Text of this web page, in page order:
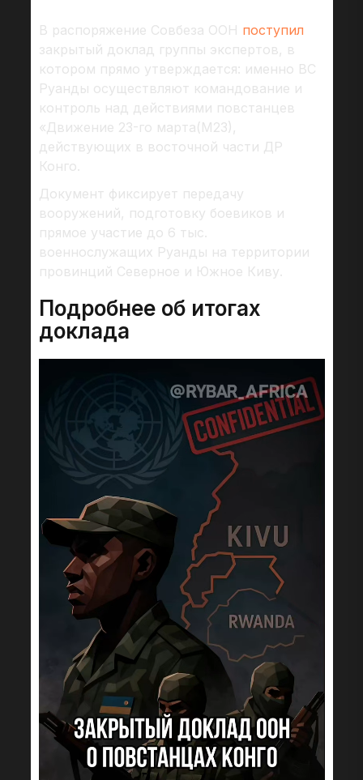
В распоряжение Совбеза ООН поступил
закрытый доклад группы экспертов, в
котором прямо утверждается: именно ВС
Руанды осуществляют командование и
контроль над действиями повстанцев
«Движение 23-го марта(М23),
действующих в восточной части ДР
Конго.
Документ фиксирует передачу
вооружений, подготовку боевиков и
прямое участие до 6 тыс.
военнослужащих Руанды на территории
провинций Северное и Южное Киву.
Подробнее об итогах
доклада